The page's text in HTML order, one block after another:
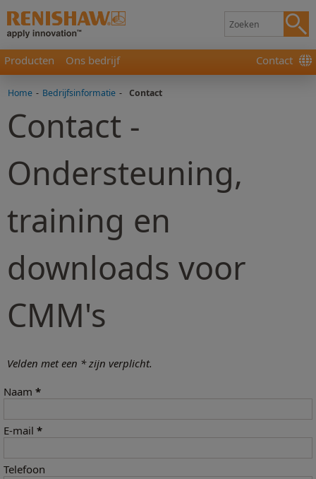
Producten Ons bedrijf Contact
Home - Bedrijfsinformatie - Contact
Contact -
Ondersteuning,
training en
downloads voor
CMM's
Velden met een * zijn verplicht.
Naam *
E-mail *
Telefoon